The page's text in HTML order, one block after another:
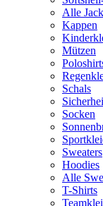
Alle
Kappen
Mützen
Schals
Socken
Sweaters
Hoodies
Alle
T-Shirts